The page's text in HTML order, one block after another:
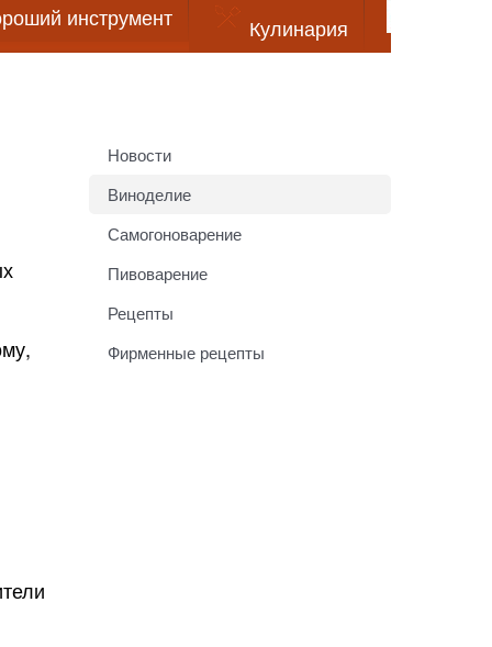
инструмент Кулинария
Новости
Виноделие
Самогоноварение
Пивоварение
Рецепты
Фирменные рецепты